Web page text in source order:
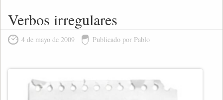
Verbos irregulares
4 de mayo de 2009 Publicado por Pablo